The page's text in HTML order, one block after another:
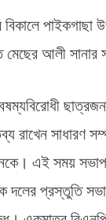
বিকালে
মেছের আলী সানার
রাখেন সাধারণ
এই সময়
দলের প্রস্তুতি